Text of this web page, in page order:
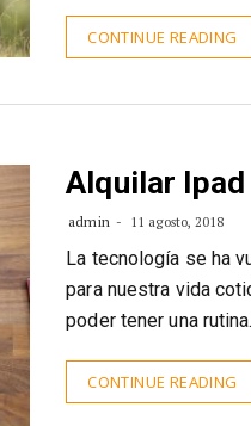
CONTINUE READING
Alquilar
admin 11 agosto, 2018
La tecnología se ha
para nuestra vida
poder tener una
CONTINUE READING